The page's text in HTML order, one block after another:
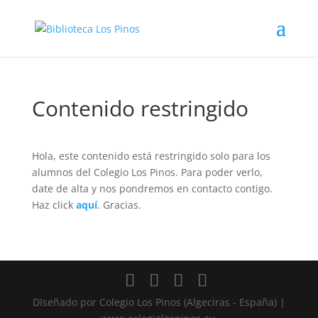
Contenido restringido
Hola, este contenido está restringido solo para los
alumnos del Colegio Los Pinos. Para poder verlo,
date de alta y nos pondremos en contacto contigo.
Haz click aquí. Gracias.
DIseñado por Colegio Los Pinos (Algeciras - España) |